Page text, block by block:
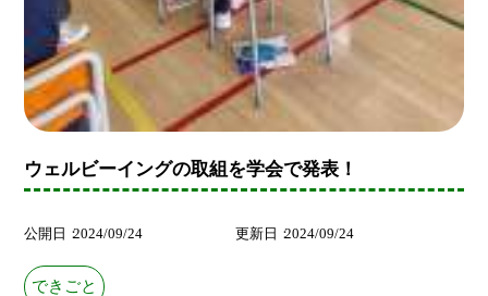
ウェルビーイングの取組を学会で発表！
公開日 2024/09/24 更新日 2024/09/24
できごと